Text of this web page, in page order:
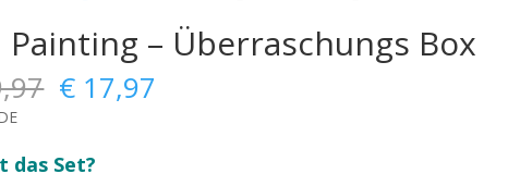
– Überraschungs Box
Ursprünglicher
Preis
€ 89,97
€ 17,97
das Set?